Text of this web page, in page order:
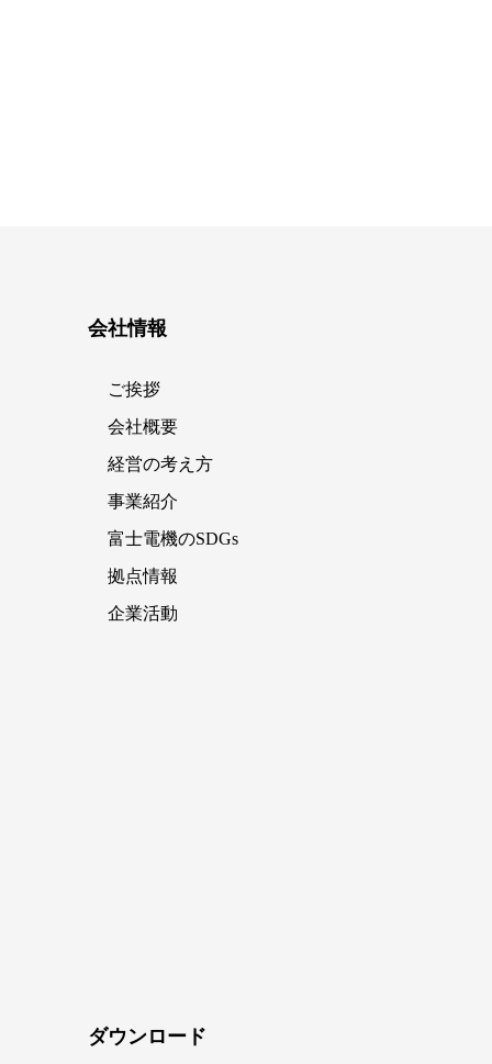
会社情報
ご挨拶
会社概要
経営の考え方
事業紹介
富士電機のSDGs
拠点情報
企業活動
ダウンロード